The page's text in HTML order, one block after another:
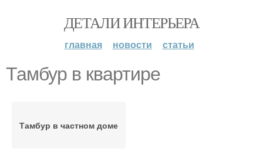
ДЕТАЛИ ИНТЕРЬЕРА
главная новости статьи
Тамбур в квартире
Тамбур в частном доме